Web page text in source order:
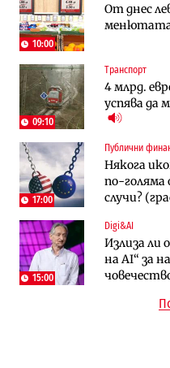
10:00
От днес
09:10
Транспорт
4 млрд.
успява да
17:00
Публични
Някога
по-
случи?
15:00
Digi&AI
Излиза
на AI“ за
Vivacom
90%
Компании
Енергетика
работи с 5
Енергетика
АЕЦ
няколко
Столична
Енергетика
работи с 5
Компании
Регулации
попадат в
поръчки?